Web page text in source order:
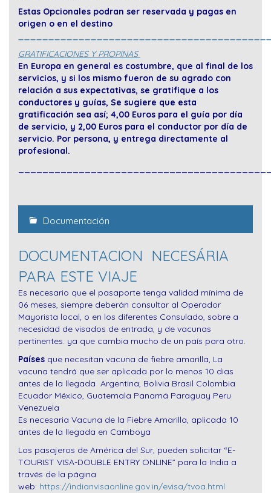
Estas Opcionales podran ser reservada y pagas en
origen o en el destino
GRATIFICACIONES Y PROPINAS
En Europa en general es costumbre, que al final de los
servicios, y si los mismo fueron de su agrado con
relación a sus expectativas, se gratifique a los
conductores y guías, Se sugiere que esta
gratificación sea así; 4,00 Euros para el guía por día
de servicio, y 2,00 Euros para el conductor por día de
servicio. Por persona, y entrega directamente al
profesional.
Documentación
DOCUMENTACION NECESÁRIA
PARA ESTE VIAJE
Es necesario que el pasaporte tenga validad mínima de
06 meses, siempre deberán consultar al Operador
Mayorista local, o en los diferentes Consulado, sobre a
necesidad de visados de entrada, y de vacunas
pertinentes. ya que cambia mucho de un país para otro.
Países que necesitan vacuna de fiebre amarilla, La
vacuna tendrá que ser aplicada por lo menos 10 dias
antes de la llegada Argentina, Bolivia Brasil Colombia
Ecuador México, Guatemala Panamá Paraguay Peru
Venezuela
Es necesaria Vacuna de la Fiebre Amarilla, aplicada 10
antes de la llegada en Camboya
Los pasajeros de América del Sur, pueden solicitar “E-
TOURIST VISA-DOUBLE ENTRY ONLINE” para la India a
través de la página
web: https://indianvisaonline.gov.in/evisa/tvoa.html